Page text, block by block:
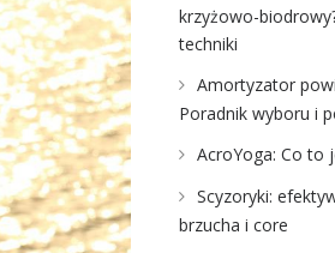
krzyżowo-
techniki
Amortyzator
Poradnik wyboru i
AcroYoga: Co to
Scyzoryki:
brzucha i core